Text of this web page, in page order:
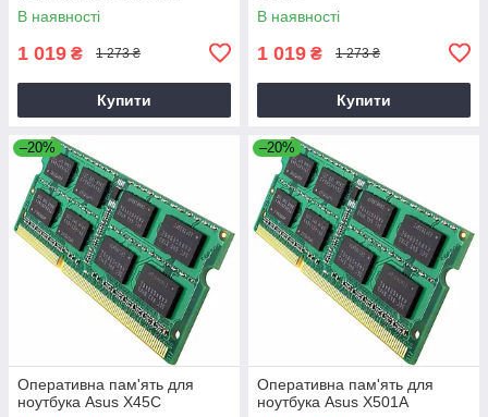
В наявності
1 019 ₴ 1 273 ₴
Купити
В наявності
1 019 ₴ 1 273 ₴
Купити
–20%
Оперативна пам'ять для
ноутбука Asus X45C
–20%
Оперативна пам'ять для
ноутбука Asus X501A